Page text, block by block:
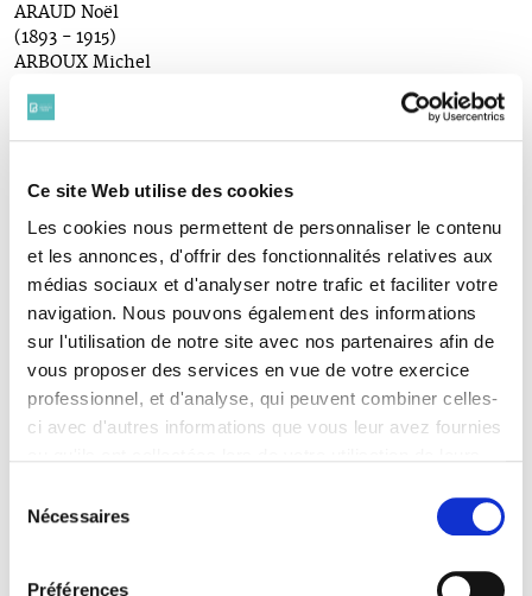
Ce site Web utilise des cookies
Les cookies nous permettent de personnaliser le contenu
et les annonces, d'offrir des fonctionnalités relatives aux
médias sociaux et d'analyser notre trafic et faciliter votre
navigation. Nous pouvons également des informations
sur l'utilisation de notre site avec nos partenaires afin de
vous proposer des services en vue de votre exercice
professionnel, et d'analyse, qui peuvent combiner celles-
ci avec d'autres informations que vous leur avez fournies
continuez à utiliser notre site Web.
Pour en savoir plus sur notre politique de traitement,
Nécessaires
Préférences
ARAUD Noël
(1893 - 1915)
ARBOUX Michel
ARREPAUX Vital
(1878 - 1915)
(1876-1916)
(1892-1917)
BARTH Jacques
(1887-1914)
BAZIRE Henri
(1873-1919)
BECK Léon
(1887-1917)
BÉGUIN Louis
(1885 - 1918)
BENVENISTI Alphonse
(1878-1914)